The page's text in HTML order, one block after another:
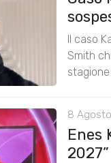
Il caso
Smith
8
Enes
2027”